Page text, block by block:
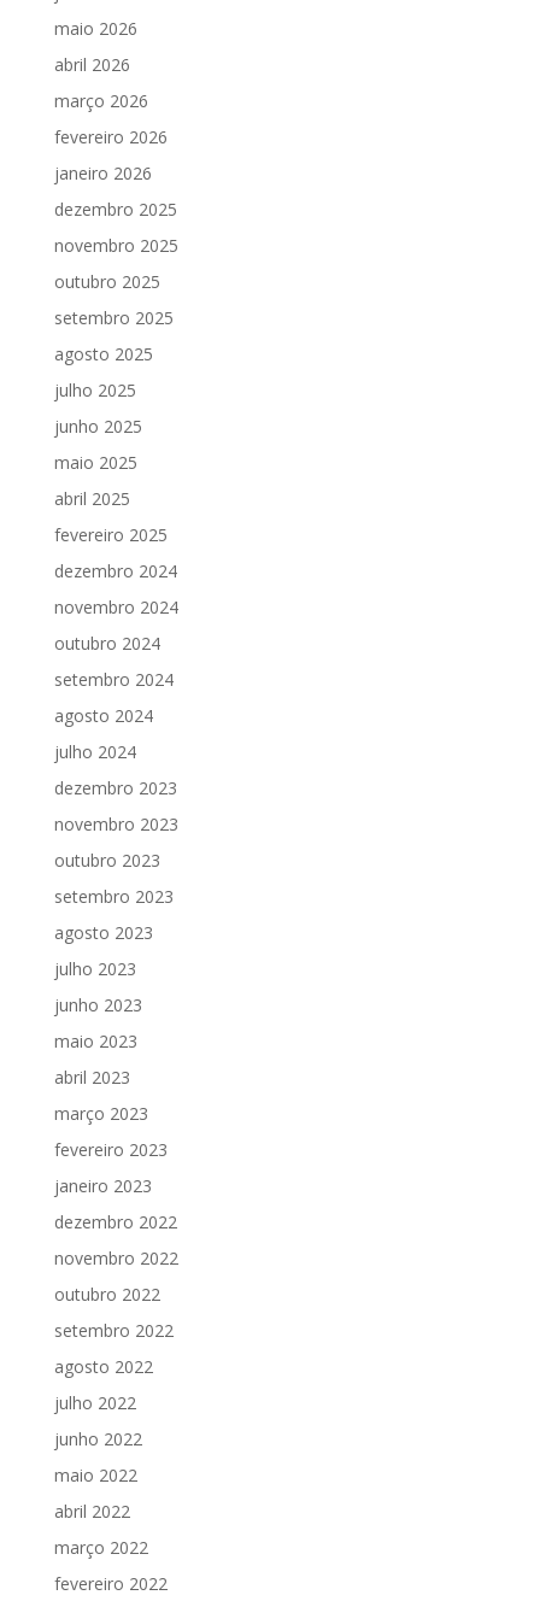
maio 2026
abril 2026
março 2026
fevereiro 2026
janeiro 2026
dezembro 2025
novembro 2025
outubro 2025
setembro 2025
agosto 2025
julho 2025
junho 2025
maio 2025
abril 2025
fevereiro 2025
dezembro 2024
novembro 2024
outubro 2024
setembro 2024
agosto 2024
julho 2024
dezembro 2023
novembro 2023
outubro 2023
setembro 2023
agosto 2023
julho 2023
junho 2023
maio 2023
abril 2023
março 2023
fevereiro 2023
janeiro 2023
dezembro 2022
novembro 2022
outubro 2022
setembro 2022
agosto 2022
julho 2022
junho 2022
maio 2022
abril 2022
março 2022
fevereiro 2022